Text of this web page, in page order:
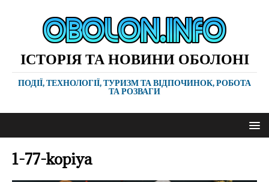
ІСТОРІЯ ТА НОВИНИ ОБОЛОНІ
ПОДІЇ, ТЕХНОЛОГІЇ, ТУРИЗМ ТА ВІДПОЧИНОК, РОБОТА
ТА РОЗВАГИ
1-77-kopiya